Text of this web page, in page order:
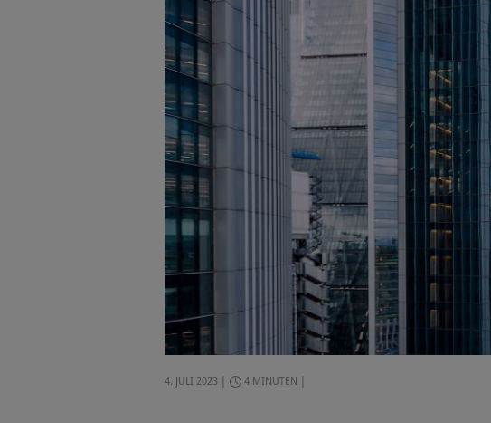
4. JULI 2023 4 MINUTEN